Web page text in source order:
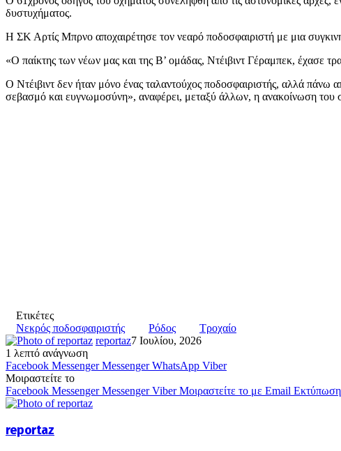
δυστυχήματος.
Η ΣΚ Αρτίς Μπρνο αποχαιρέτησε τον νεαρό ποδοσφαιριστή με μια
«Ο παίκτης των νέων μας και της Β’ ομάδας, Ντέιβιντ Γέραμπεκ, έχασε
Ο Ντέιβιντ δεν ήταν μόνο ένας ταλαντούχος ποδοσφαιριστής, αλλά
σεβασμό και ευγνωμοσύνη», αναφέρει, μεταξύ άλλων, η ανακοίνωση του
Ετικέτες
Νεκρός ποδοσφαιριστής
Ρόδος
Τροχαίο
reportaz7 Ιουλίου, 2026
1 λεπτό ανάγνωση
Facebook Messenger Messenger WhatsApp Viber
Μοιραστείτε το
Facebook Messenger Messenger Viber Μοιραστείτε το με Email Εκτύπωση
reportaz